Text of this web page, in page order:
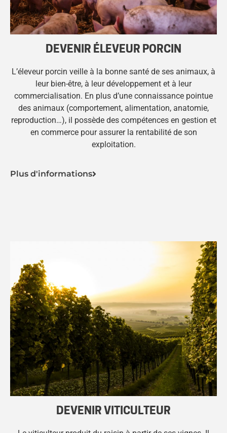
DEVENIR ÉLEVEUR PORCIN
L’éleveur porcin veille à la bonne santé de ses animaux, à
leur bien-être, à leur développement et à leur
commercialisation. En plus d’une connaissance pointue
des animaux (comportement, alimentation, anatomie,
reproduction…), il possède des compétences en gestion et
en commerce pour assurer la rentabilité de son
exploitation.
Plus d'informations
DEVENIR VITICULTEUR